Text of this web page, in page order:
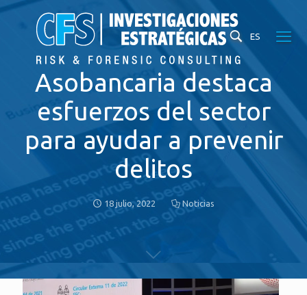
ES
Asobancaria destaca
esfuerzos del sector
para ayudar a prevenir
delitos
18 julio, 2022 Noticias